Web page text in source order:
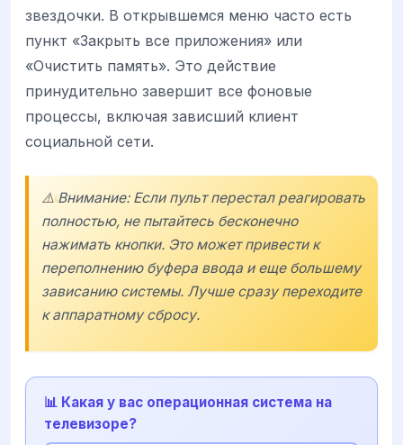
звездочки. В открывшемся меню часто есть
пункт «Закрыть все приложения» или
«Очистить память». Это действие
принудительно завершит все фоновые
процессы, включая зависший клиент
социальной сети.
⚠️ Внимание: Если пульт перестал реагировать
полностью, не пытайтесь бесконечно
нажимать кнопки. Это может привести к
переполнению буфера ввода и еще большему
зависанию системы. Лучше сразу переходите
к аппаратному сбросу.
📊 Какая у вас операционная система на
телевизоре?